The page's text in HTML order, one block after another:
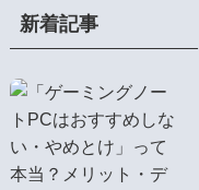
新着記事